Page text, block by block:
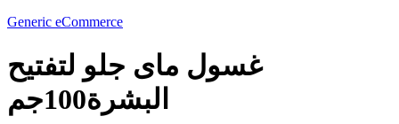
Generic eCommerce
غسول ماى جلو لتفتيح
البشرة100جم